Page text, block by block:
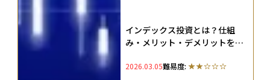
インデックス投資とは？仕組
み・メリット・デメリットをわ
2026.03.05難易度: